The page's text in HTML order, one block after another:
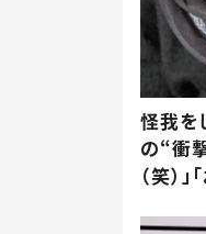
怪我を
の“衝
（笑）